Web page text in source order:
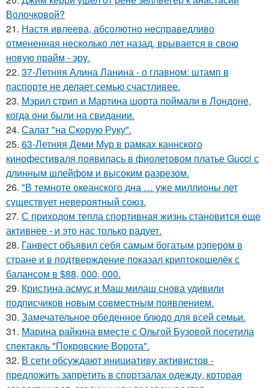
Волочковой?
21. Настя ивлеева, абсолютно несправедливо
отмененная несколько лет назад, врывается в свою
новую прайм - эру.
22. 37-Летняя Алина Ланина - о главном: штамп в
паспорте не делает семью счастливее.
23. Мэрил стрип и Мартина шорта поймали в Лондоне,
когда они были на свидании.
24. Салат "на Скорую Руку".
25. 63-Летняя Деми Мур в рамках каннского
кинофестиваля появилась в фиолетовом платье Gucci с
длинным шлейфом и высоким разрезом.
26. "В темноте океанского дна … уже миллионы лет
существует невероятный союз.
27. С приходом тепла спортивная жизнь становится еще
активнее - и это нас только радует.
28. Ганвест объявил себя самым богатым рэпером в
стране и в подтверждение показал криптокошелёк с
балансом в $88, 000, 000.
29. Кристина асмус и Маш милаш снова удивили
подписчиков новым совместным появлением.
30. Замечательное обеденное блюдо для всей семьи.
31. Марина райкина вместе с Ольгой Бузовой посетила
спектакль "Покровские Ворота".
32. В сети обсуждают инициативу активистов -
предложить запретить в спортзалах одежду, которая